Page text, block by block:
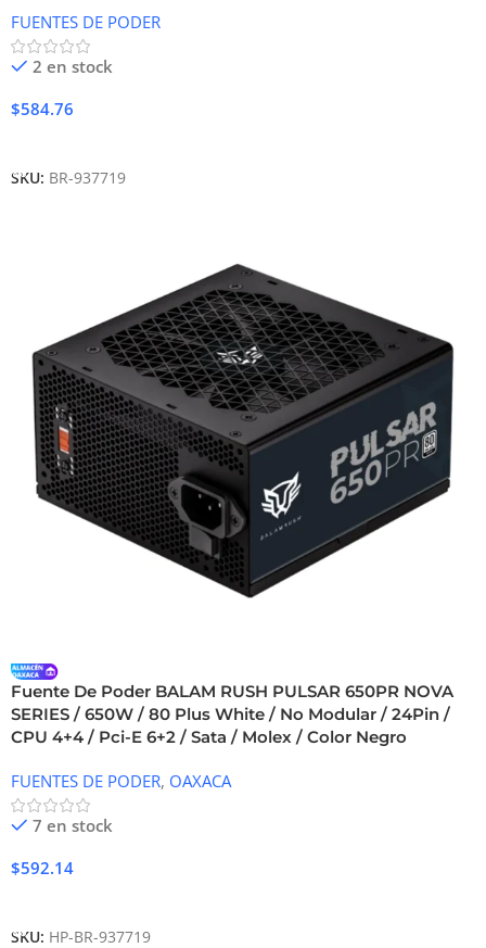
FUENTES DE PODER
2 en stock
$584.76
SKU: BR-937719
Fuente De Poder BALAM RUSH PULSAR 650PR NOVA
SERIES / 650W / 80 Plus White / No Modular / 24Pin /
CPU 4+4 / Pci-E 6+2 / Sata / Molex / Color Negro
FUENTES DE PODER, OAXACA
7 en stock
$592.14
SKU: HP-BR-937719